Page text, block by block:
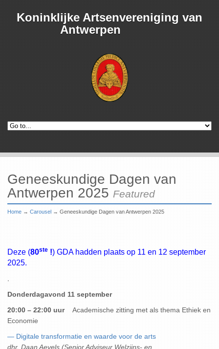
Koninklijke Artsenvereniging van
Antwerpen
Geneeskundige Dagen van
Antwerpen 2025 Featured
Home → Carousel → Geneeskundige Dagen van Antwerpen 2025
Deze (80ste !) GDA hadden plaats op 11 en 12 september
2025.
Donderdagavond 11 september
20:00 – 22:00 uur Academische zitting met als thema Ethiek en
Economie
— Digitale transformatie en waarde voor de arts
dhr. Daan Aeyels (Senior Adviseur Welzijns- en